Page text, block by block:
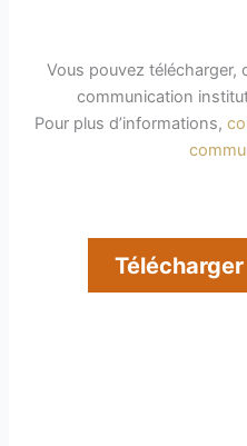
Vous pouvez télécharger,
communication
Pour plus d’informations,